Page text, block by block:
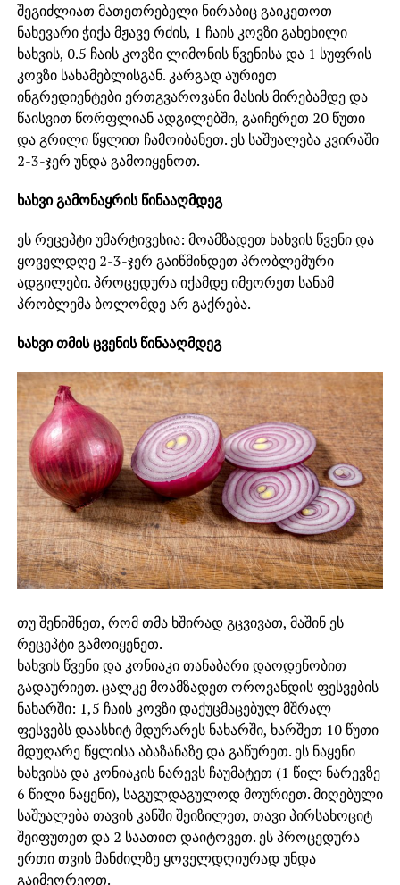
შეგიძლიათ მათეთრებელი ნირაბიც გაიკეთოთ
ნახევარი ჭიქა მჟავე რძის, 1 ჩაის კოვზი გახეხილი
ხახვის, 0.5 ჩაის კოვზი ლიმონის წვენისა და 1 სუფრის
კოვზი სახამებლისგან. კარგად აურიეთ
ინგრედიენტები ერთგვაროვანი მასის მირებამდე და
წაისვით წორფლიან ადგილებში, გაიჩერეთ 20 წუთი
და გრილი წყლით ჩამოიბანეთ. ეს საშუალება კვირაში
2-3-ჯერ უნდა გამოიყენოთ.
ხახვი გამონაყრის წინააღმდეგ
ეს რეცეპტი უმარტივესია: მოამზადეთ ხახვის წვენი და
ყოველდღე 2-3-ჯერ გაიწმინდეთ პრობლემური
ადგილები. პროცედურა იქამდე იმეორეთ სანამ
პრობლემა ბოლომდე არ გაქრება.
ხახვი თმის ცვენის წინააღმდეგ
თუ შენიშნეთ, რომ თმა ხშირად გცვივათ, მაშინ ეს
რეცეპტი გამოიყენეთ.
ხახვის წვენი და კონიაკი თანაბარი დაოდენობით
გადაურიეთ. ცალკე მოამზადეთ ოროვანდის ფესვების
ნახარში: 1,5 ჩაის კოვზი დაქუცმაცებულ მშრალ
ფესვებს დაასხიტ მდურარეს ნახარში, ხარშეთ 10 წუთი
მდუღარე წყლისა აბაზანაზე და გაწურეთ. ეს ნაყენი
ხახვისა და კონიაკის ნარევს ჩაუმატეთ (1 წილ ნარევზე
6 წილი ნაყენი), საგულდაგულოდ მოურიეთ. მიღებული
საშუალება თავის კანში შეიზილეთ, თავი პირსახოციტ
შეიფუთეთ და 2 საათით დაიტოვეთ. ეს პროცედურა
ერთი თვის მანძილზე ყოველდღიურად უნდა
გაიმეორეოთ.